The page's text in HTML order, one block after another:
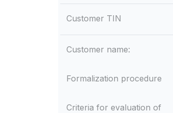
Customer TIN
Customer name:
Formalization procedure
Criteria for evaluation of